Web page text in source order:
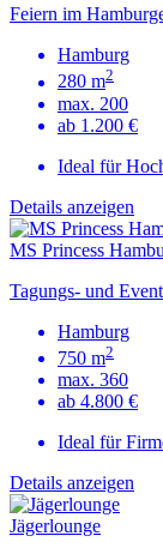
Feiern im
Hamburg
280 m2
max. 200
ab 1.200 €
Ideal für
Details anzeigen
MS Princess
Tagungs- und
Hamburg
750 m2
max. 360
ab 4.800 €
Ideal für
Details anzeigen
Jägerlounge